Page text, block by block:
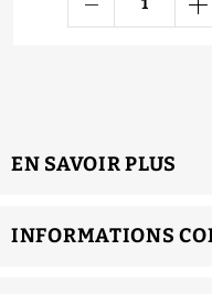
EN SAVOIR PLUS
INFORMATIONS